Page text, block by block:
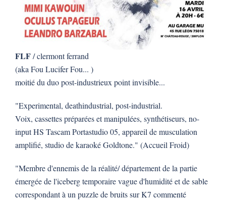
FLF/ clermont ferrand
(aka Fou Lucifer Fou... )
moitié du duo post-industrieux point invisible...
"Experimental, deathindustrial, post-industrial.
Voix, cassettes préparées et manipulées, synthétiseurs, no-
input HS Tascam Portastudio 05, appareil de musculation
amplifié, studio de karaoké Goldtone." (Accueil Froid)
"Membre d'ennemis de la réalité/ département de la partie
émergée de l'iceberg temporaire vague d'humidité et de sable
correspondant à un puzzle de bruits sur K7 commenté